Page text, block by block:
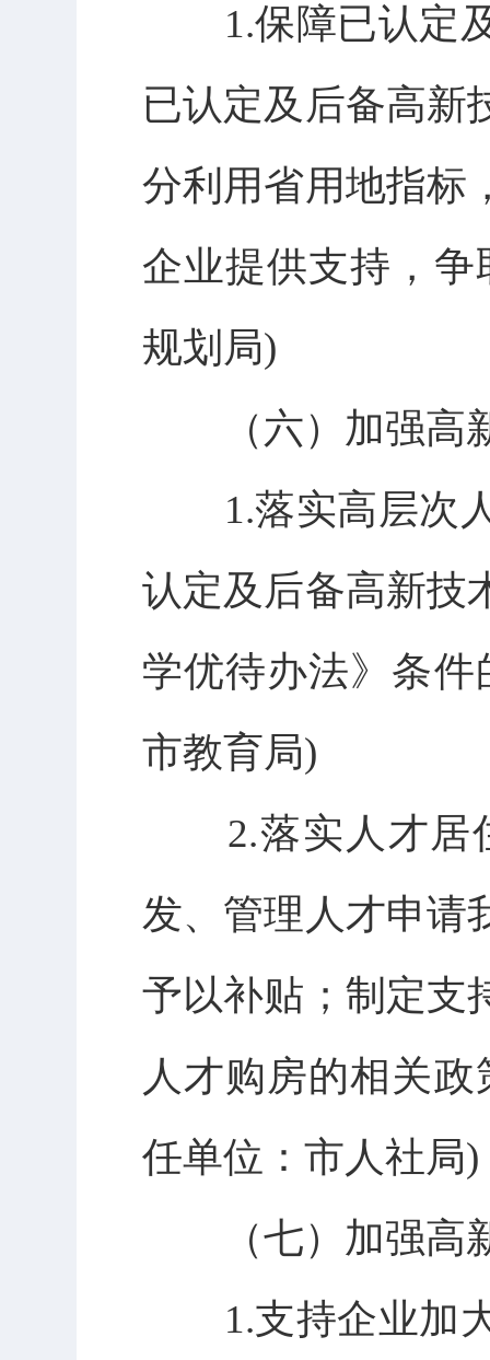
1.保障已认定及
已认定及后备高新
分利用省用地指标
企业提供支持，
规划局)
（六）加强高
1.落实高层次人
认定及后备高新技
学优待办法》条
市教育局)
2.落实人才居住
发、管理人才申请
予以补贴；制定支
人才购房的相关
任单位：市人社局)
（七）加强高
1.支持企业加大